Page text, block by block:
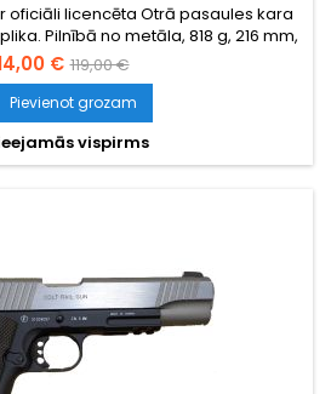
oficiāli licencēta Otrā pasaules kara
Pilnībā no metāla, 818 g, 216 mm,
12 g CO2 kartiša un 15 BB.
originālā. Mazāk par 2,0 džauliem –
vairākumā ES valstu.
€ 119,00 €
Pievienot grozam
vispirms